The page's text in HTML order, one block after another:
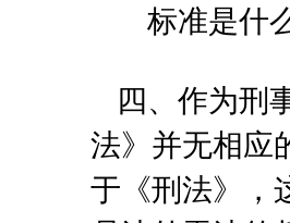
标准是什
四、作为刑
法》并无相应
于《刑法》，